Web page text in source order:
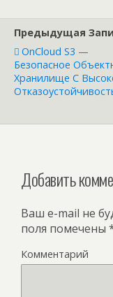
Предыдущая
OnCloud S3 —
Безопасное
Хранилище С
Добавить
Ваш e-mail не
поля помечены
Комментарий